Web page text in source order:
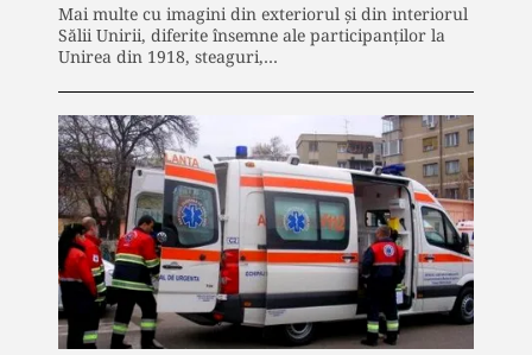
Mai multe cu imagini din exteriorul şi din interiorul
Sălii Unirii, diferite însemne ale participanţilor la
Unirea din 1918, steaguri,…